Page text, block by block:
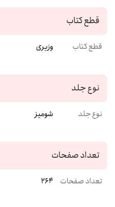
قطع کتاب
قطع کتاب وزیری
نوع جلد
نوع جلد شومیز
تعداد صفحات
تعداد صفحات 264